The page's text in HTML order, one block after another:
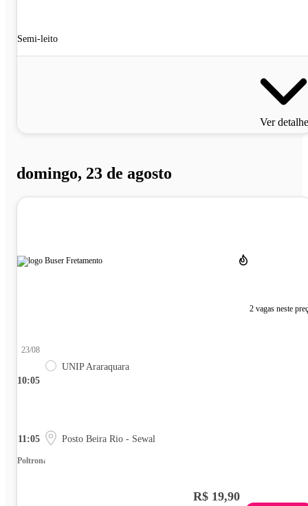
Semi-leito
Ver
domingo, 23 de agosto
2 vagas neste
10:05
23/08
UNIP Araraquara
11:05 Posto Beira Rio - Sewal
Poltrona
R$ 19,90